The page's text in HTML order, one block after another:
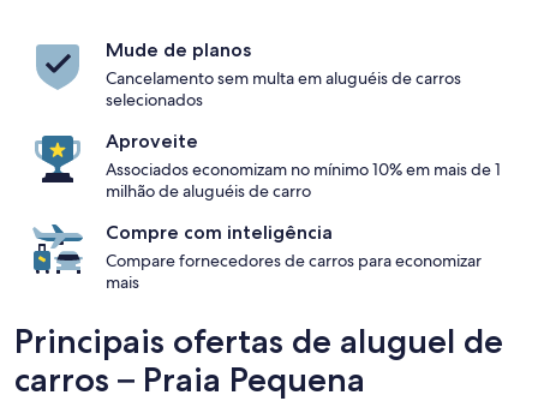
Mude de planos
Cancelamento sem multa em aluguéis de carros
selecionados
Aproveite
Associados economizam no mínimo 10% em mais de 1
milhão de aluguéis de carro
Compre com inteligência
Compare fornecedores de carros para economizar
mais
Principais ofertas de aluguel de
carros – Praia Pequena